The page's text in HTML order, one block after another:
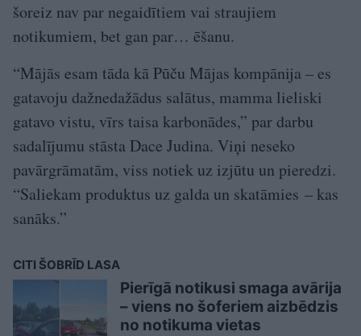
šoreiz nav par negaidītiem vai straujiem
notikumiem, bet gan par… ēšanu.
“Mājās esam tāda kā Pūču Mājas kompānija – es
gatavoju dažnedažādus salātus, mamma lieliski
gatavo vistu, vīrs taisa karbonādes,” par darbu
sadalījumu stāsta Dace Judina. Viņi neseko
pavārgrāmatām, viss notiek uz izjūtu un pieredzi.
“Saliekam produktus uz galda un skatāmies – kas
sanāks.”
CITI ŠOBRĪD LASA
Pierīgā notikusi smaga avārija
– viens no šoferiem aizbēdzis
no notikuma vietas